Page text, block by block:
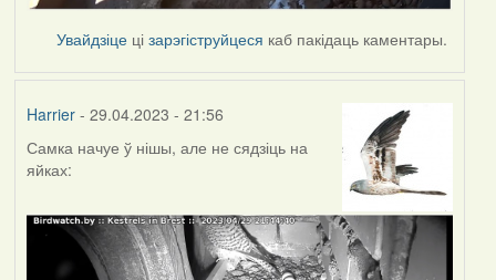
Увайдзіце цізарэгіструйцеся каб пакідаць каментары.
Harrier- 29.04.2023 - 21:56
Самка начуе ў нішы, але не сядзіць на
яйках: